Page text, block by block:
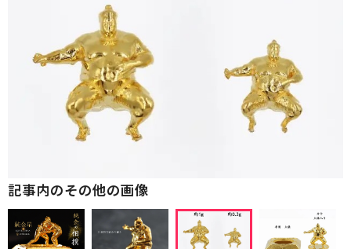
記事内のその他の画像